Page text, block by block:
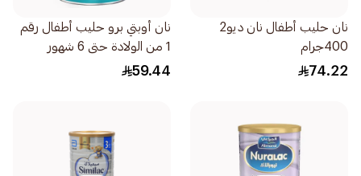
نان حليب أطفال نان ديو2
400جرام
74.22
نان أوبتي برو حليب أطفال رقم
1 من الولادة حتى 6 شهور
400جرام
59.44